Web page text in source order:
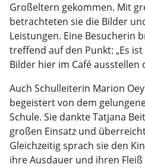
Großeltern gekommen. Mit
betrachteten sie die Bilder
Leistungen. Eine Besucherin
treffend auf den Punkt: „Es
Bilder hier im Café ausstellen
Auch Schulleiterin Marion
begeistert von dem
Schule. Sie dankte Tatjana
großen Einsatz und
Gleichzeitig sprach sie den
ihre Ausdauer und ihren Fleiß